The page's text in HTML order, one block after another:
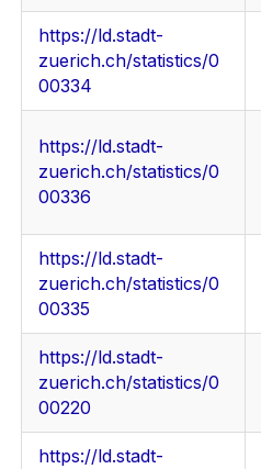
https://ld.stadt-
zuerich.ch/statistics/0
00334
https://ld.stadt-
zuerich.ch/statistics/0
00336
https://ld.stadt-
zuerich.ch/statistics/0
00335
https://ld.stadt-
zuerich.ch/statistics/0
00220
https://ld.stadt-